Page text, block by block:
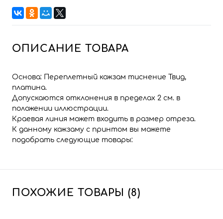
ОПИСАНИЕ ТОВАРА
Основа: Переплетный кожзам тиснение Твид,
платина.
Допускаются отклонения в пределах 2 см. в
положении иллюстрации.
Краевая линия может входить в размер отреза.
К данному кожзаму с принтом вы можете
подобрать следующие товары:
ПОХОЖИЕ ТОВАРЫ (8)